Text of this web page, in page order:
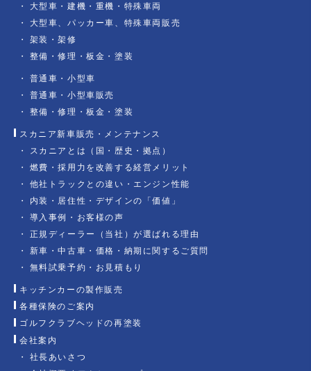
大型車・建機・重機・特殊車両
大型車、パッカー車、特殊車両販売
架装・架修
整備・修理・板金・塗装
普通車・小型車
普通車・小型車販売
整備・修理・板金・塗装
スカニア新車販売・メンテナンス
スカニアとは（国・歴史・拠点）
燃費・採用力を改善する経営メリット
他社トラックとの違い・エンジン性能
内装・居住性・デザインの「価値」
導入事例・お客様の声
正規ディーラー（当社）が選ばれる理由
新車・中古車・価格・納期に関するご質問
無料試乗予約・お見積もり
キッチンカーの製作販売
各種保険のご案内
ゴルフクラブヘッドの再塗装
会社案内
社長あいさつ